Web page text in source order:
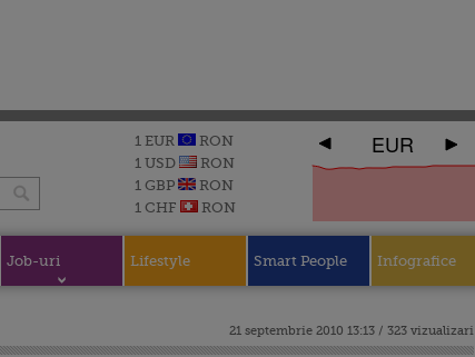
1 EUR
RON
1 USD
RON
1 GBP
RON
1 CHF
RON
EUR
Job-uri Lifestyle Smart People Infografice
21 septembrie 2010 13:13 / 323 vizualizari